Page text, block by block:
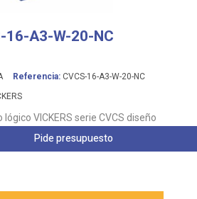
16-A3-W-20-NC
Referencia: CVCS-16-A3-W-20-NC
VICKERS serie CVCS diseño
Pide presupuesto